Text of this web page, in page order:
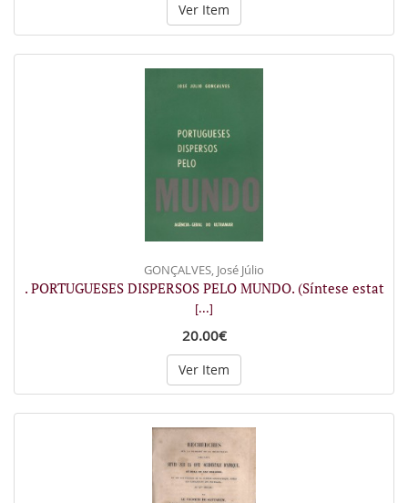
Ver Item
GONÇALVES, José Júlio
. PORTUGUESES DISPERSOS PELO MUNDO. (Síntese estat
[...]
20.00€
Ver Item